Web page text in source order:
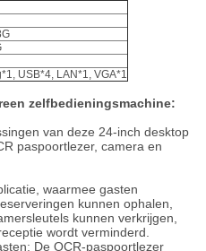
USB*4, LAN*1, VGA*1
zelfbedieningsmachine:
van deze 24-inch desktop
paspoortlezer, camera en
waarmee gasten
kunnen ophalen,
kunnen verkrijgen,
wordt verminderd.
De OCR-paspoortlezer